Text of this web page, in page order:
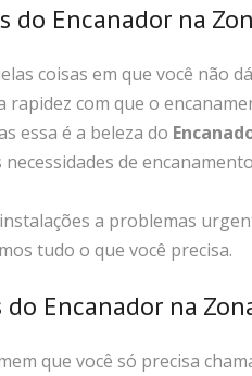
do Encanador na
coisas em que você não
rapidez com que o
essa é a beleza do
de
a problemas
tudo o que você precisa.
Encanador na
que você só precisa